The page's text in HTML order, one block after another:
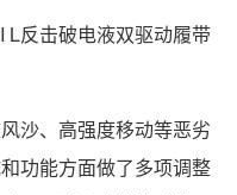
反击破电液双驱动履带
沙、高强度移动等恶劣
功能方面做了多项调整